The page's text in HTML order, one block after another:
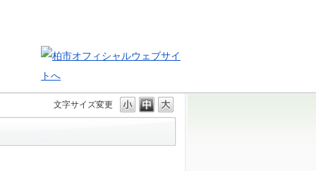
文字サイズ変更